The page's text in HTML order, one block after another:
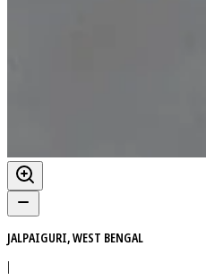
JALPAIGURI, WEST BENGAL
|